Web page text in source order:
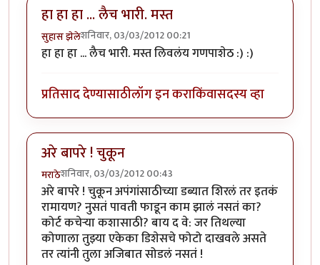
हा हा हा ... लैच भारी. मस्त
सुहास झेलेशनिवार, 03/03/2012 00:21
हा हा हा ... लैच भारी. मस्त लिवलंय गणपाशेठ :) :)
प्रतिसाद देण्यासाठीलॉग इन कराकिंवासदस्य व्हा
अरे बापरे ! चुकून
मराठेशनिवार, 03/03/2012 00:43
अरे बापरे ! चुकून अपंगांसाठीच्या डब्यात शिरलं तर इतकं
रामायण? नुसतं पावती फाडून काम झालं नसतं का?
कोर्ट कचेर्‍या कशासाठी? बाय द वे: जर तिथल्या
कोणाला तुझ्या एकेका डिशेसचे फोटो दाखवले असते
तर त्यांनी तुला अजिबात सोडलं नसतं !